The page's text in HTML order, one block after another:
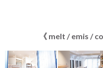
《 melt / emis /